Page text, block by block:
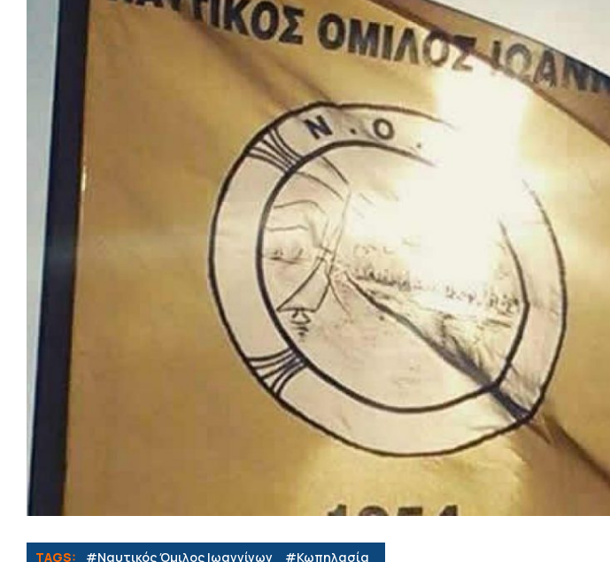
TAGS: #Ναυτικός Όμιλος Ιωαννίνων #Κωπηλασία